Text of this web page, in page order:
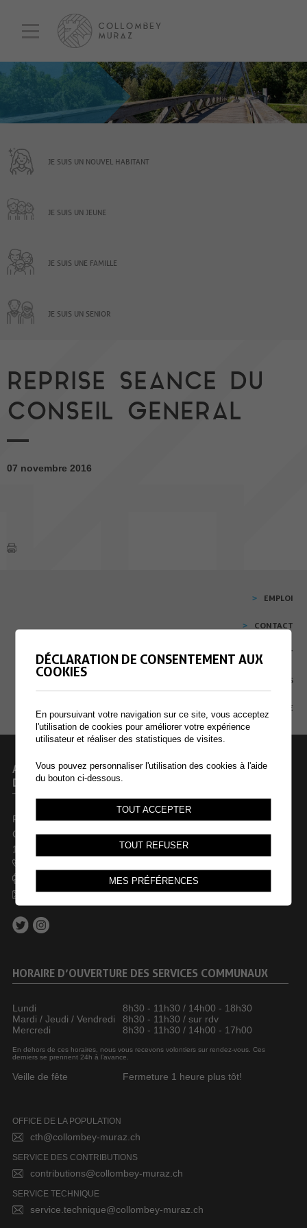
JE SUIS UN NOUVEL HABITANT
JE SUIS UN JEUNE
JE SUIS UNE FAMILLE
JE SUIS UN SENIOR
REPRISE SEANCE DU
CONSEIL GENERAL
07 novembre 2016
EMPLOI
CONTACT
EXTRANET
MENTIONS LÉGALES
PLAN DU SITE
ADMINISTRATION COMMUNALE
DE COLLOMBEY-MURAZ
Rue des Dents-du-Midi 44
Case postale 246
1868 Collombey
commune@collombey-muraz.ch
HORAIRE D’OUVERTURE DES SERVICES COMMUNAUX
Lundi
8h30 - 11h30 / 14h00 - 18h30
Mardi / Jeudi / Vendredi
8h30 - 11h30 / sur rdv
Mercredi
8h30 - 11h30 / 14h00 - 17h00
En dehors de ces horaires, nous vous recevons volontiers sur rendez-vous. Ces
derniers se prennent 24h à l’avance.
Veille de fête Fermeture 1 heure plus tôt!
OFFICE DE LA POPULATION
cth@collombey-muraz.ch
SERVICE DES CONTRIBUTIONS
contributions@collombey-muraz.ch
SERVICE TECHNIQUE
service.technique@collombey-muraz.ch
DÉCLARATION DE CONSENTEMENT AUX
COOKIES
En poursuivant votre navigation sur ce site, vous acceptez
l'utilisation de cookies pour améliorer votre expérience
utilisateur et réaliser des statistiques de visites.
Vous pouvez personnaliser l'utilisation des cookies à l'aide
du bouton ci-dessous.
TOUT ACCEPTER
TOUT REFUSER
MES PRÉFÉRENCES